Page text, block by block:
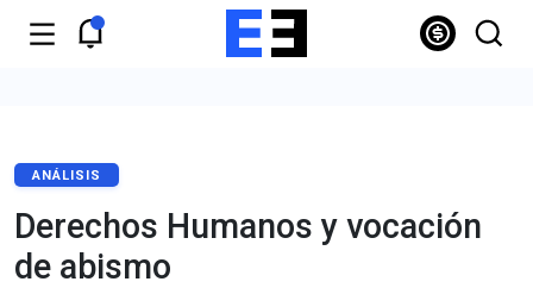
ANÁLISIS
Derechos Humanos y vocación
de abismo